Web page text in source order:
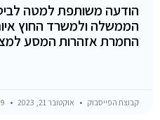
הודעה משותפת למטה
הממשלה ולמשרד החוץ
החמרת אזהרות המסע
קבוצת הפייסבוק אוקטובר 21, 2023